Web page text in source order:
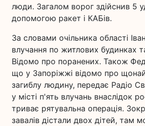
люди. Загалом ворог здійснив 5
допомогою ракет і КАБів.
За словами очільника області
влучання по житлових будинках
Відомо про поранених. Також
що у Запоріжжі відомо про
загиблу людину, передає Радіо
у місті п'ять влучань внаслідок
триває рятувальна операція.
завалів дістали двох дітей, там